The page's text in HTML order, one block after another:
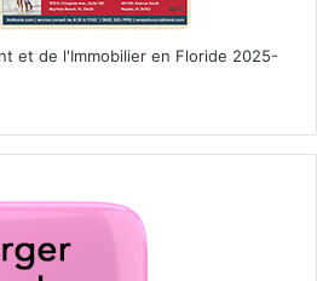
et de l'Immobilier en Floride 2025-